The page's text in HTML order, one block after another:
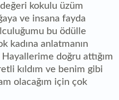
kokulu üzüm
ve insana fayda
bu ödülle
kadına anlatmanın
doğru attığım
kıldım ve benim gibi
olacağım için çok